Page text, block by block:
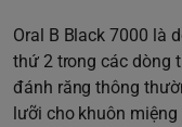
Oral B Black 7000 là
thứ 2 trong các dòng
đánh răng thông
lưỡi cho khuôn miệng